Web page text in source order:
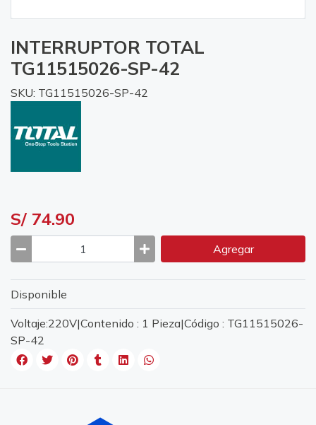
INTERRUPTOR TOTAL
TG11515026-SP-42
SKU: TG11515026-SP-42
S/ 74.90
Agregar
Disponible
Voltaje:220V|Contenido : 1 Pieza|Código : TG11515026-
SP-42